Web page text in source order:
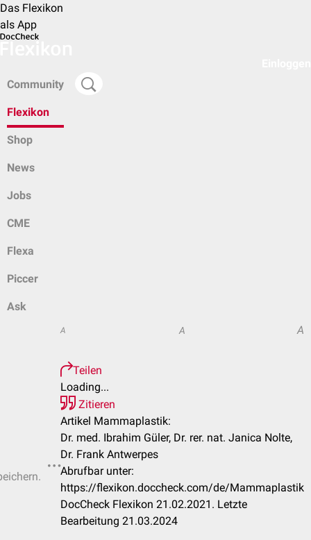
Das Flexikon
als App
Community
Flexikon
Shop
News
Jobs
CME
Flexa
Piccer
Ask
A A A
Teilen
Loading...
Zitieren
Artikel Mammaplastik:
Dr. med. Ibrahim Güler, Dr. rer. nat. Janica Nolte,
Dr. Frank Antwerpes
Abrufbar unter:
https://flexikon.doccheck.com/de/Mammaplastik
DocCheck Flexikon 21.02.2021. Letzte
Bearbeitung 21.03.2024